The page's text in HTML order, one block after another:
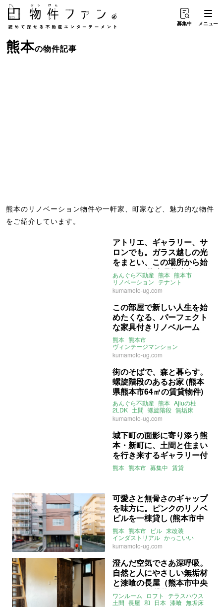
募集中 メニュー
熊本の物件記事
熊本のリノベーション物件や一軒家、町家など、魅力的な物件
をご紹介しています。
アトリエ、ギャラリー、サ
ロンでも。ガラス越しの光
をまとい、この場所から始
めよう。(熊本県熊本市44
㎡の賃貸物件)
あんぐら不動産 熊本 熊本市
リノベーション テナント
アトリエ
ライター：くまのなな
賃貸
kumamoto-ug.com
この部屋で新しい人生を始
めたくなる、パーフェクト
な家具付きリノベルーム
(熊本県熊本市41㎡の賃貸
物件)
熊本 熊本市
ヴィンテージマンション
リノベーション 家具付き
ペット飼育相談可
賃貸
kumamoto-ug.com
街のそばで、森と暮らす。
螺旋階段のあるお家 (熊本
県熊本市64㎡の賃貸物件)
あんぐら不動産 熊本 Ajiuの杜
2LDK 土間 螺旋階段 無垢床
ペット可
楽器可
ライター：ほしりょうこ
kumamoto-ug.com
城下町の面影に寄り添う熊
本・新町に、土間と住まい
を行き来するギャラリー付
き一棟（熊本県熊本市63㎡
の賃貸物件）
熊本 熊本市 募集中 賃貸
可愛さと無骨さのギャップ
を味方に。ピンクのリノベ
ビルを一棟貸し (熊本市中
央区697㎡の賃貸物件)
熊本 熊本市 ビル 末改装
インダストリアル かっこいい
店舗 店舗併用住宅
あんぐら不動産 賃貸
kumamoto-ug.com
澄んだ空気でさあ深呼吸。
自然と人にやさしい無垢材
と漆喰の長屋（熊本市中央
区39㎡の賃貸物件）
ワンルーム ロフト
テラスハウス
土間 長屋 和 日本 漆喰 無垢床